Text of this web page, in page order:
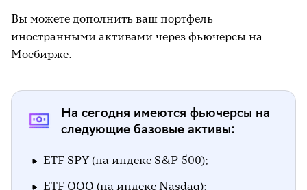
Вы можете дополнить ваш портфель
иностранными активами через фьючерсы на
Мосбирже.
На сегодня имеются фьючерсы на
следующие базовые активы:
ETF SPY (на индекс S&P 500);
ETF QQQ (на индекс Nasdaq);